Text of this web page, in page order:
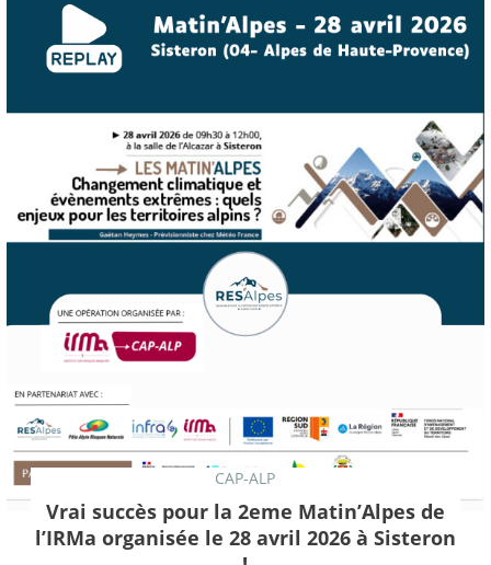
CAP-ALP
Vrai succès pour la 2eme Matin’Alpes de
l’IRMa organisée le 28 avril 2026 à Sisteron